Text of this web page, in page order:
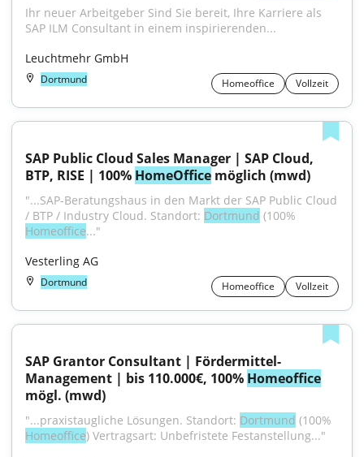
Ihr neuer Arbeitgeber Sind Sie bereit, Ihre Karriere als
SAP ILM Consultant in einem inspirierenden...
Leuchtmehr GmbH
Dortmund Homeoffice Vollzeit
SAP Public Cloud Sales Manager | SAP Cloud,
BTP, RISE | 100% HomeOffice möglich (mwd)
"...SAP-Beratungshaus in den Markt der SAP Public Cloud
/ BTP / Industry Cloud. Standort: Dortmund
Homeoffice..."
Vesterling AG
Dortmund Homeoffice Vollzeit
SAP Grantor Consultant | Fördermittel-
Management | bis 110.000€, 100% Homeoffice
mögl. (mwd)
"...praxistaugliche Lösungen. Standort: Dortmund
Homeoffice) Vertragsart: Unbefristete Festanstellung..."